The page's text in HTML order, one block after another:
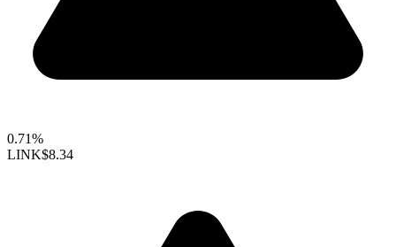
0.71%
LINK$8.34